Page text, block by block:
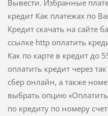
Вывести. Избранные
кредит Как платежах по
Кредит скачать на сайте
ссылке http оплатить
Как по карте в кредит до
оплатить кредит через
сбер онлайн, а также
выбрать опцию «Оплатить
по кредиту по номеру